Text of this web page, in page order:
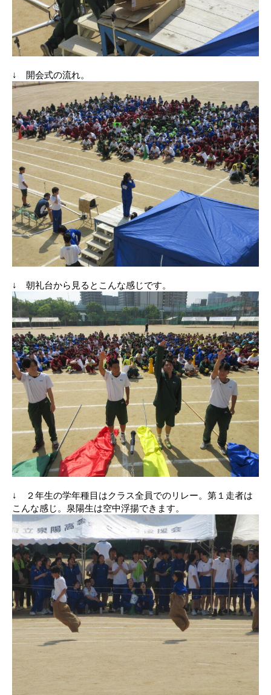
↓ 開会式の流れ。
↓ 朝礼台から見るとこんな感じです。
↓ ２年生の学年種目はクラス全員でのリレー。第１走者は
こんな感じ。泉陽生は空中浮揚できます。